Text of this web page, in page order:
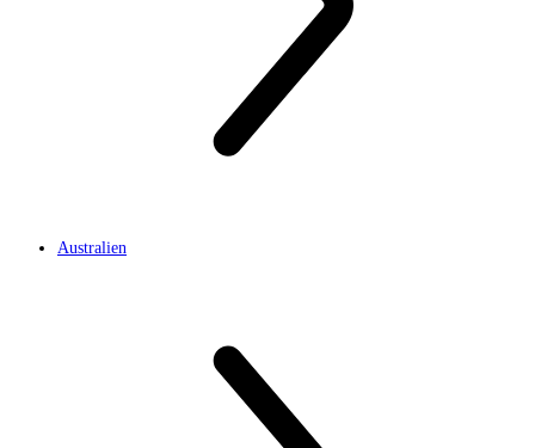
Australien